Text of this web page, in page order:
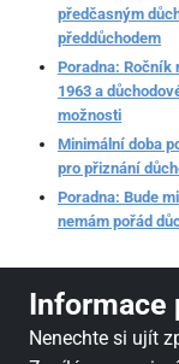
předčasným
předdůchodem
Poradna: Ročník
1963 a
možnosti
Minimální doba
pro přiznání
Poradna: Bude
nemám pořád
Informace
Nenechte si ujít